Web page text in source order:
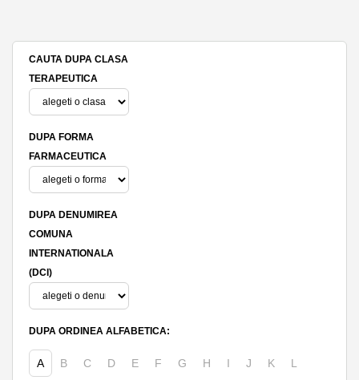
CAUTA DUPA CLASA
TERAPEUTICA
DUPA FORMA
FARMACEUTICA
DUPA DENUMIREA
COMUNA
INTERNATIONALA
(DCI)
DUPA ORDINEA ALFABETICA:
A B C D E F G H I J K L